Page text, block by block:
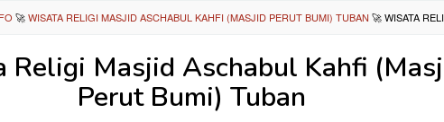
🚀WISATA RELIGI MASJID ASCHABUL KAHFI (MASJID PERUT BUMI) TUBAN 🚀WISATA
Religi Masjid Aschabul Kahfi
Perut Bumi) Tuban